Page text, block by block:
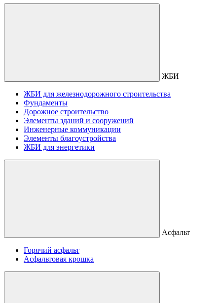
ЖБИ
ЖБИ для железнодорожного строительства
Фундаменты
Дорожное строительство
Элементы зданий и сооружений
Инженерные коммуникации
Элементы благоустройства
ЖБИ для энергетики
Асфальт
Горячий асфальт
Асфальтовая крошка